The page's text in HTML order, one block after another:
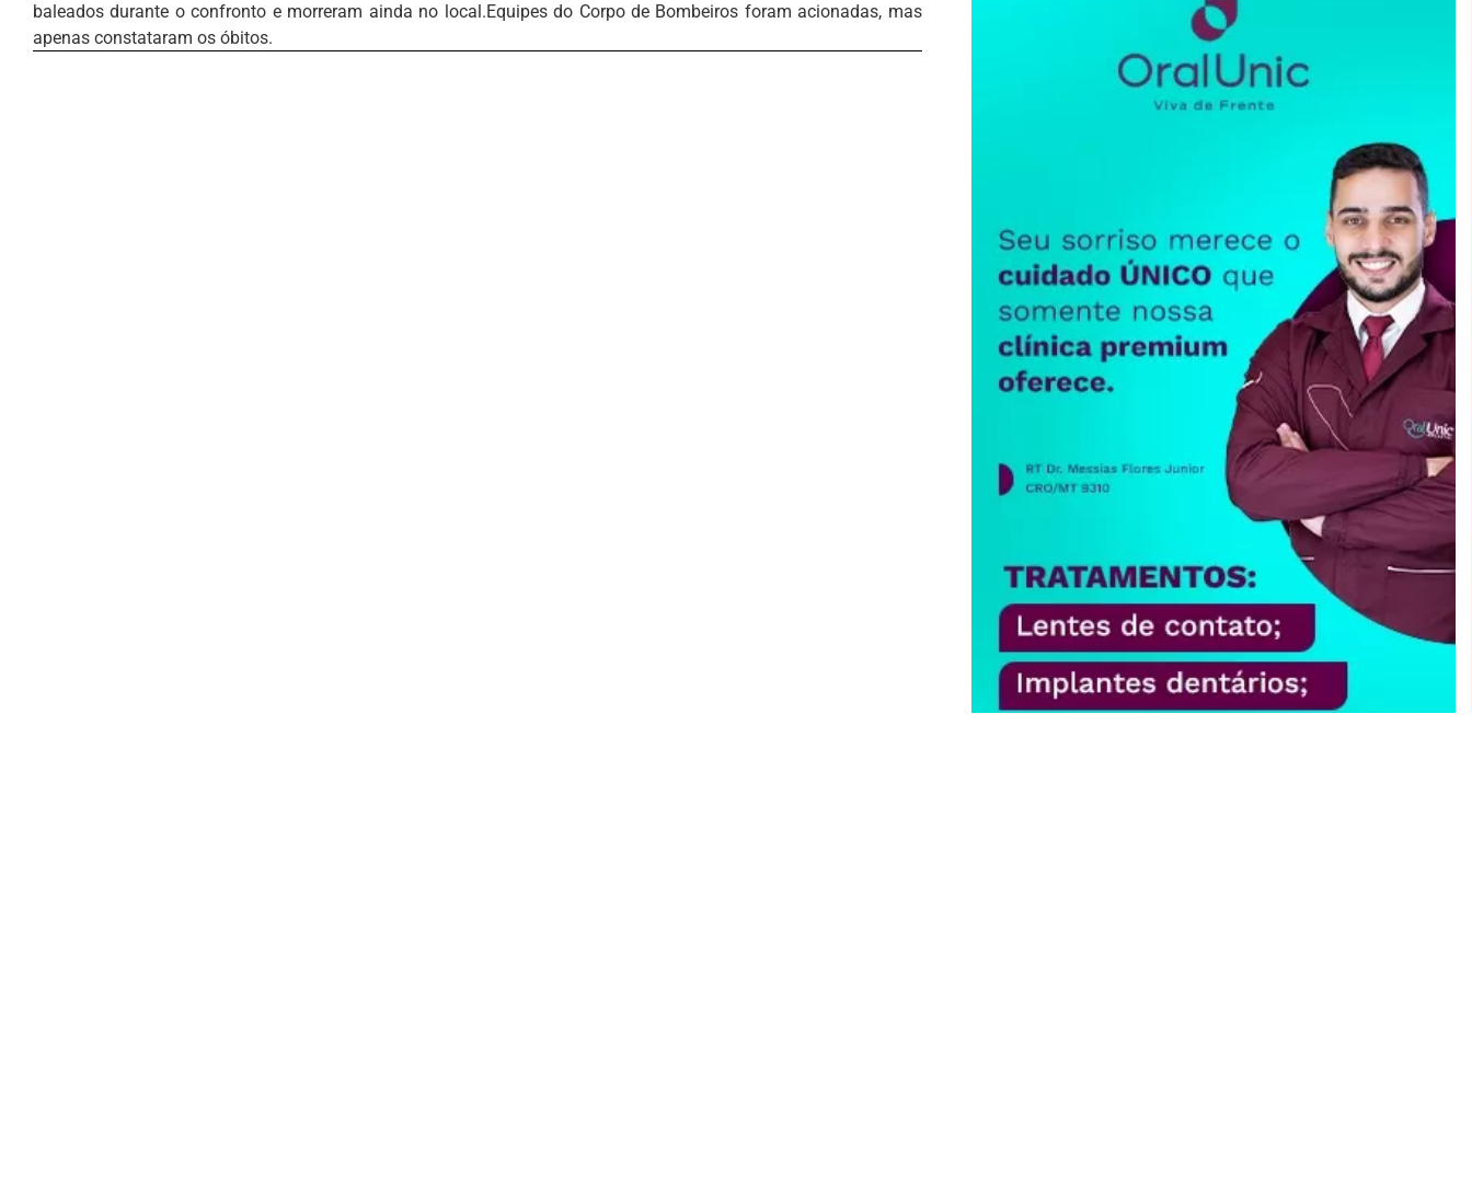
baleados durante o confronto e morreram ainda no local.Equipes do Corpo de Bombeiros foram acionadas, mas
apenas constataram os óbitos.